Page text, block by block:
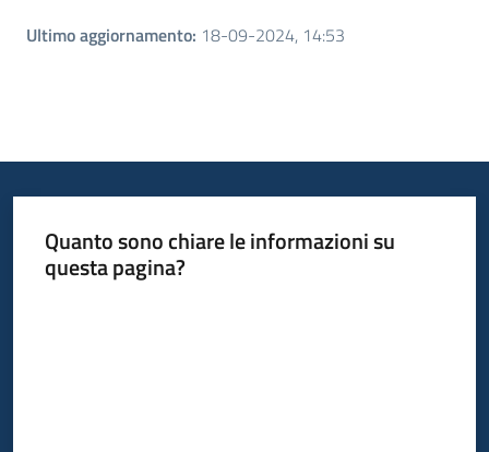
Ultimo aggiornamento: 18-09-2024, 14:53
Quanto sono chiare le informazioni su
questa pagina?